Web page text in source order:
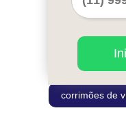
corrimões de